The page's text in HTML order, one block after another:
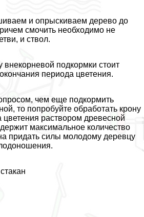
и опрыскиваем дерево до
смочить необходимо не
и ствол.
внекорневой подкормки стоит
периода цветения.
чем еще подкормить
то попробуйте обработать крону
раствором древесной
максимальное количество
придать силы молодому деревцу